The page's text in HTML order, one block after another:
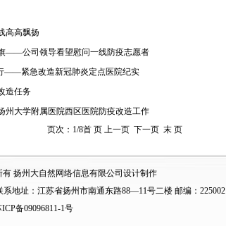
高高飘扬
——公司领导看望慰问一线防疫志愿者
——紧急改造新冠肺炎定点医院纪实
造任务
州大学附属医院西区医院防疫改造工作
页次：1/8首 页 上一页 下一页 末 页
扬州大自然网络信息有限公司设计制作
系地址：江苏省扬州市南通东路88—11号二楼 邮编：225002
ICP备09096811-1号